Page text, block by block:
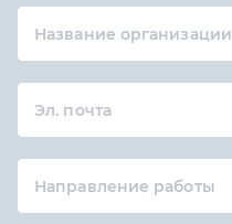
Название организации
Эл. почта
Направление работы